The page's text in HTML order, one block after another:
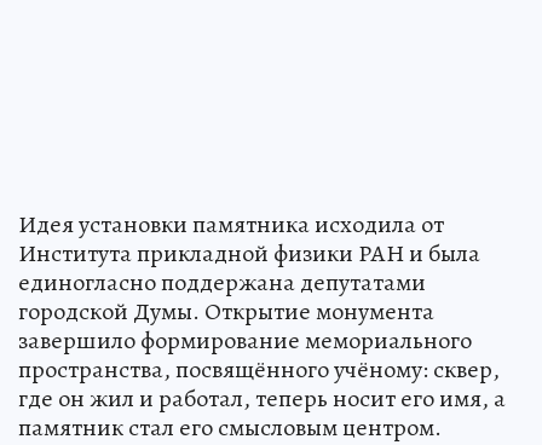
Идея установки памятника исходила от
Института прикладной физики РАН и была
единогласно поддержана депутатами
городской Думы. Открытие монумента
завершило формирование мемориального
пространства, посвящённого учёному: сквер,
где он жил и работал, теперь носит его имя, а
памятник стал его смысловым центром.